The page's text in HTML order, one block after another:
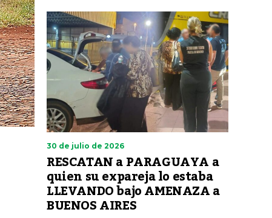
30 de julio de 2026
RESCATAN a PARAGUAYA a
quien su expareja lo estaba
LLEVANDO bajo AMENAZA a
BUENOS AIRES